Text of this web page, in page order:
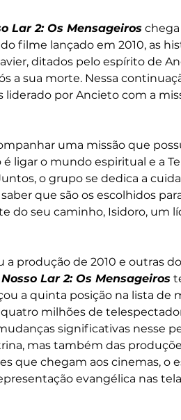
Lar 2: Os Mensageiros
filme lançado em 2010, as
ditados pelo espírito de
a sua morte. Nessa
por Ancieto com a
uma missão que
ligar o mundo espiritual e a
o grupo se dedica a
que são os escolhidos
seu caminho, Isidoro, um
produção de 2010 e outras
Nosso Lar 2: Os Mensageiros
a quinta posição na lista de
milhões de
significativas nesse
mas também das
que chegam aos cinemas, o
evangélica nas